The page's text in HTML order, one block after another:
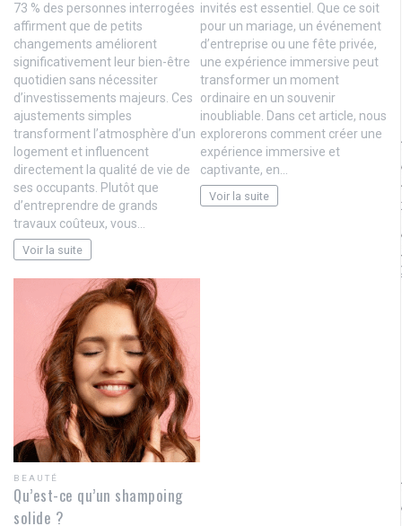
73 % des personnes interrogées
affirment que de petits
changements améliorent
significativement leur bien-être
quotidien sans nécessiter
d’investissements majeurs. Ces
ajustements simples
transforment l’atmosphère d’un
logement et influencent
directement la qualité de vie de
ses occupants. Plutôt que
d’entreprendre de grands
travaux coûteux, vous…
Voir la suite
invités est essentiel. Que ce soit
pour un mariage, un événement
d’entreprise ou une fête privée,
une expérience immersive peut
transformer un moment
ordinaire en un souvenir
inoubliable. Dans cet article, nous
explorerons comment créer une
expérience immersive et
captivante, en…
Voir la suite
BEAUTÉ
Qu’est-ce qu’un shampoing
solide ?